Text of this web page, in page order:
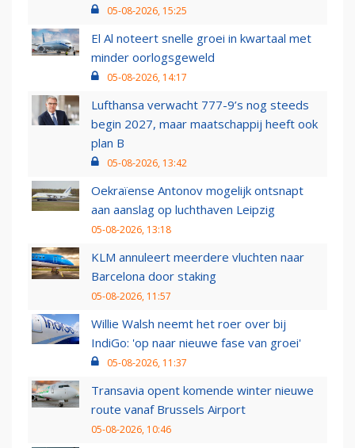
05-08-2026, 15:25
El Al noteert snelle groei in kwartaal met
minder oorlogsgeweld
05-08-2026, 14:17
Lufthansa verwacht 777-9’s nog steeds
begin 2027, maar maatschappij heeft ook
plan B
05-08-2026, 13:42
Oekraïense Antonov mogelijk ontsnapt
aan aanslag op luchthaven Leipzig
05-08-2026, 13:18
KLM annuleert meerdere vluchten naar
Barcelona door staking
05-08-2026, 11:57
Willie Walsh neemt het roer over bij
IndiGo: 'op naar nieuwe fase van groei'
05-08-2026, 11:37
Transavia opent komende winter nieuwe
route vanaf Brussels Airport
05-08-2026, 10:46